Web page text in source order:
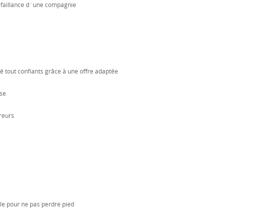
d´une compagnie
tout confiants grâce à une offre adaptée
pour ne pas perdre pied